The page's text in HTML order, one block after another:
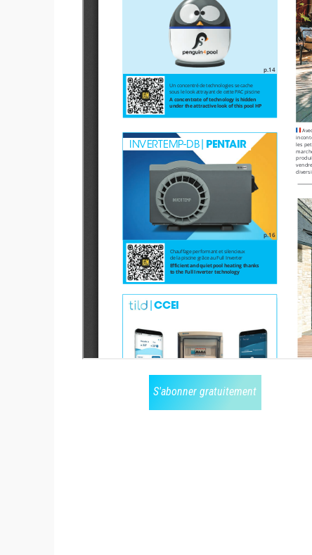
S'abonner gratuitement